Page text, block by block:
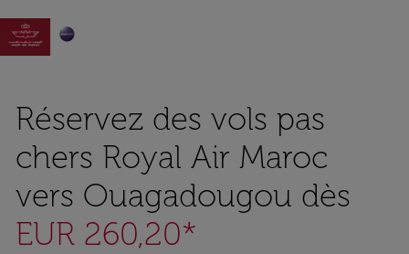

Réservez des vols pas
chers Royal Air Maroc
vers Ouagadougou dès
EUR 260,20*